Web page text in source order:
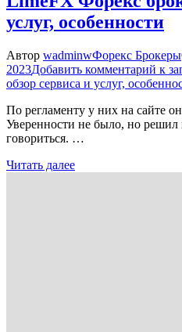
услуг, особенности
Автор wadminwФорекс Брокеры
2023Добавить комментарий к
обзор сервиса и услуг,
По регламенту у них на сайте
Уверенности не было, но решил
говориться. …
Читать далее